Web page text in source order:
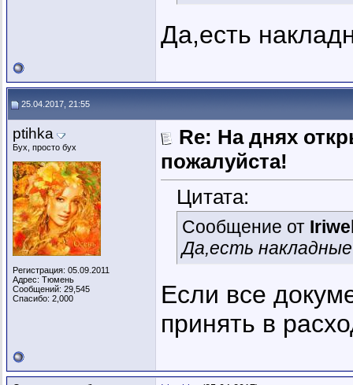
Да,есть
25.04.2017, 21:55
ptihka
Бух, просто бух
Регистрация: 05.09.2011
Адрес: Тюмень
Сообщений: 29,545
Спасибо: 2,000
Re: На днях
пожалуйста!
Цитата:
Сообщение от
Да,есть накладные
Если все
принять в